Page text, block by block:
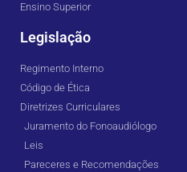
Ensino Superior
Legislação
Regimento Interno
Código de Ética
Diretrizes Curriculares
Juramento do Fonoaudiólogo
Leis
Pareceres e Recomendações